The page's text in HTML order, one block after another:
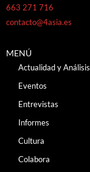
663 271 716
contacto@4asia.es
MENÚ
Actualidad y Análisis
Eventos
Entrevistas
Informes
Cultura
Colabora